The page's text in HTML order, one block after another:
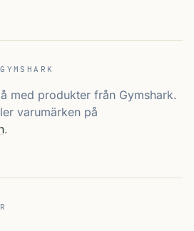
med produkter från Gymshark.
varumärken på
.